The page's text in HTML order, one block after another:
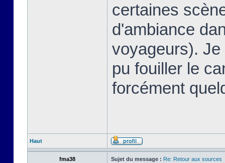
certaines
d'ambiance
voyageurs).
pu fouiller le
forcément
Haut
fma38 Sujet du message : Re: Retour aux sources